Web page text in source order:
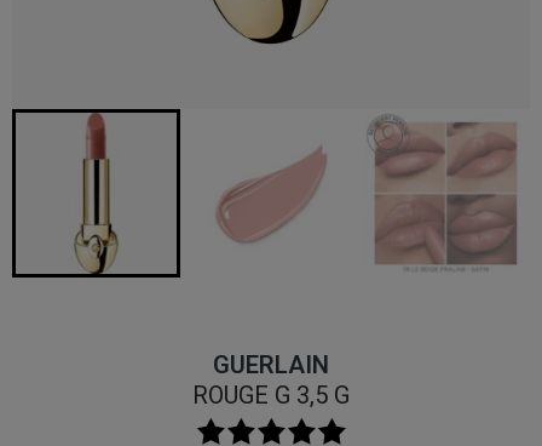
GUERLAIN
ROUGE G 3,5 G